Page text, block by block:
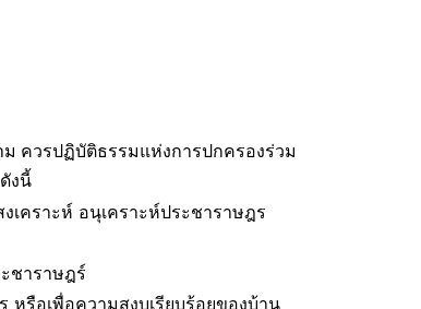
ควรปฏิบัติธรรมแห่งการปกครองร่วม
งนี้
เคราะห์ อนุเคราะห์ประชาราษฎร
ชาราษฎร์
รือเพื่อความสงบเรียบร้อยของบ้าน